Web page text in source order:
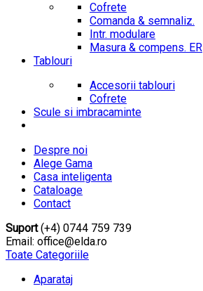
Cofrete
Comanda & semnaliz.
Intr. modulare
Masura & compens. ER
Tablouri
Accesorii tablouri
Cofrete
Scule si imbracaminte
Despre noi
Alege Gama
Casa inteligenta
Cataloage
Contact
Suport(+4) 0744 759 739
Email: office@elda.ro
Toate Categoriile
Aparataj